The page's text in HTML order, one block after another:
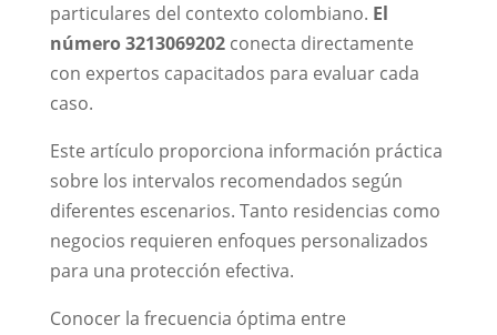
particulares del contexto colombiano. El
número 3213069202conecta directamente
con expertos capacitados para evaluar cada
caso.
Este artículo proporciona información práctica
sobre los intervalos recomendados según
diferentes escenarios. Tanto residencias como
negocios requieren enfoques personalizados
para una protección efectiva.
Conocer la frecuencia óptima entre